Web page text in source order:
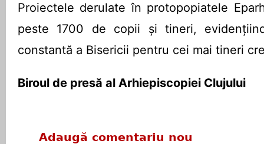
Proiectele derulate în protopopiatele
peste 1700 de copii și tineri,
constantă a Bisericii pentru cei mai tineri
Biroul de presă al Arhiepiscopiei Clujului
Adaugă comentariu nou